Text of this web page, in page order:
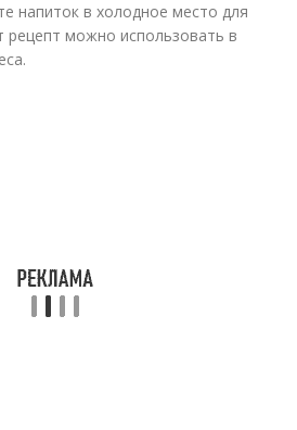
напиток в холодное место для
рецепт можно использовать в